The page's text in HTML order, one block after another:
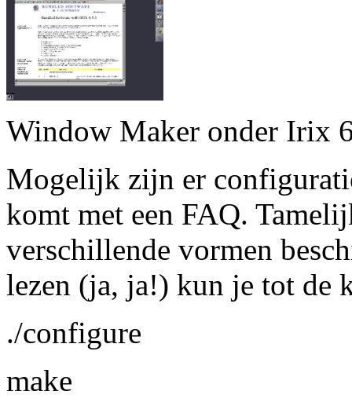
Window Maker onder Irix
Mogelijk zijn er
komt met een FAQ.
verschillende vormen
lezen (ja, ja!) kun je tot de
./configure
make